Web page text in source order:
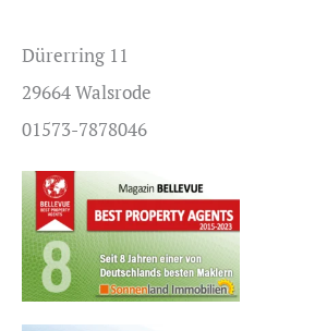
Dürerring 11
29664 Walsrode
01573-7878046